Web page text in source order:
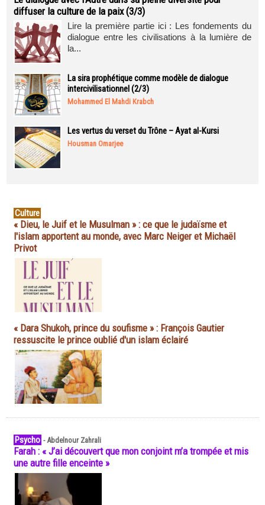
diffuser la culture de la paix (3/3)
Lire la première partie ici : Les fondements du
dialogue entre les civilisations à la lumière de
la...
La sira prophétique comme modèle de dialogue
intercivilisationnel (2/3)
Mohammed El Mahdi Krabch
Les vertus du verset du Trône – Ayat al-Kursi
Housman Omarjee
Culture
« Dieu, le Juif et le Musulman » : ce que le judaïsme et
l'islam apportent au monde, avec Marc Neiger et Michaël
Privot
« Dara Shukoh, prince du soufisme » : François Gautier
ressuscite le prince oublié d'un islam éclairé
Psycho -Abdelnour Zahrali
Farah : « J’ai découvert que mon conjoint m’a trompée et mis
une autre fille enceinte »